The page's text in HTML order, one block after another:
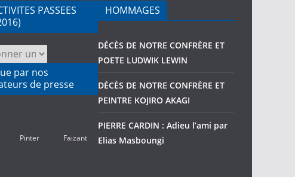
PASSEES
par nos
de presse
Pinter Faizant
HOMMAGES
DÉCÈS DE NOTRE CONFRÈRE ET
POETE LUDWIK LEWIN
DÉCÈS DE NOTRE CONFRÈRE ET
PEINTRE KOJIRO AKAGI
PIERRE CARDIN : Adieu l’ami par
Elias Masboungi